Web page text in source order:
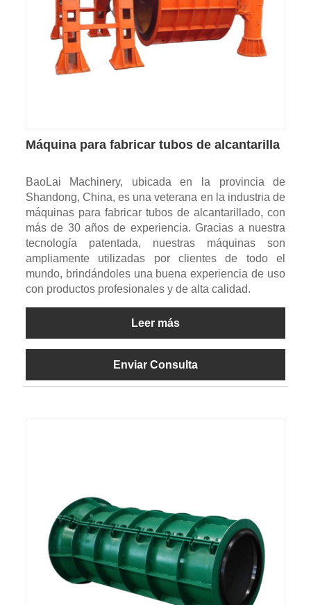
Máquina para fabricar tubos de alcantarilla
BaoLai Machinery, ubicada en la provincia de
Shandong, China, es una veterana en la industria de
máquinas para fabricar tubos de alcantarillado, con
más de 30 años de experiencia. Gracias a nuestra
tecnología patentada, nuestras máquinas son
ampliamente utilizadas por clientes de todo el
mundo, brindándoles una buena experiencia de uso
con productos profesionales y de alta calidad.
Leer más
Enviar Consulta